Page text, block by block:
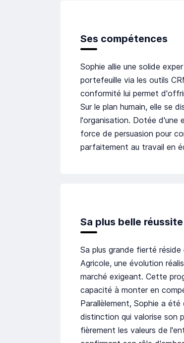
Ses compétences
Sophie allie une solide
portefeuille via les outils
conformité lui permet
Sur le plan humain, elle se
l'organisation. Dotée d'une
force de persuasion pour
parfaitement au travail en
Sa plus belle
Sa plus grande fierté
Agricole, une évolution
marché exigeant. Cette
capacité à monter en
Parallèlement, Sophie a été
distinction qui valorise son
fièrement les valeurs de